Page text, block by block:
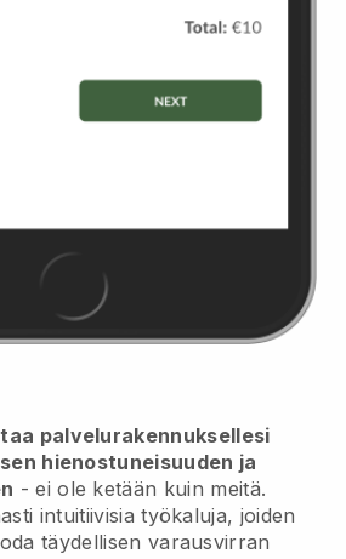
palvelurakennuksellesi
hienostuneisuuden ja
- ei ole ketään kuin meitä.
intuitiivisia työkaluja, joiden
täydellisen varausvirran